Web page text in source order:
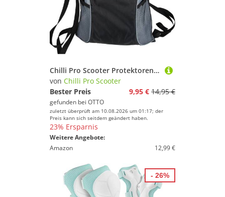
Chilli Pro Scooter Protektoren-Set Chilli Pro Stunt-Scooter Rider Bag Sport Gym Tasche
von Chilli Pro Scooter
Bester Preis
9,95 € 14,95 €
gefunden bei OTTO
zuletzt überprüft am 10.08.2026 um 01:17; der
Preis kann sich seitdem geändert haben.
23% Ersparnis
Weitere Angebote:
Amazon
12,99 €
- 26%